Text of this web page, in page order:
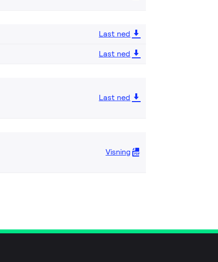
Last ned
Last ned
Last ned
Visning